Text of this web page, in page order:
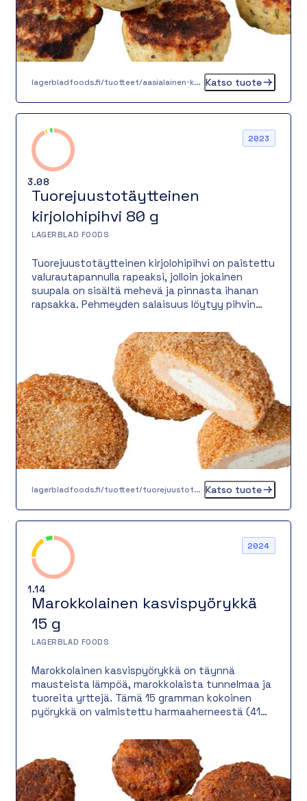
pulla pysyy täydellisesti koossa myös
kastikkeessa, mikä tekee siitä varman suosikin
niin wokkiin kuin pataruokiin.
lagerbladfoods.fi/tuotteet/aasialainen-kanapyorykka-30-g Katso tuote
3.08
2023
Tuorejuustotäytteinen
kirjolohipihvi 80 g
LAGERBLAD FOODS
Tuorejuustotäytteinen kirjolohipihvi on paistettu
valurautapannulla rapeaksi, jolloin jokainen
suupala on sisältä mehevä ja pinnasta ihanan
rapsakka. Pehmeyden salaisuus löytyy pihvin
tuorejuustotäyte kätkeytyy pihvin sisään ja
tuo makuelämykseen silkkistä täyteläisyyttä.
Tuotteessa on 55 % kirjolohta ja täytettä 15 % –
täydellinen tasapaino kalan ja kermaisen
tuorejuuston välillä.
lagerbladfoods.fi/tuotteet/tuorejuustotaytteinen-kirjolohipihvi-80-g Katso tuote
1.14
2024
Marokkolainen kasvispyörykkä
15 g
LAGERBLAD FOODS
Marokkolainen kasvispyörykkä on täynnä
mausteista lämpöä, marokkolaista tunnelmaa ja
tuoreita yrttejä. Tämä 15 gramman kokoinen
pyörykkä on valmistettu harmaaherneestä (41
sipulilla. Tarjoile pitaleivän välissä raikkaan
salaatin ja jogurttikastikkeen kera,
kasviskulhossa lämpimän riisin päällä tai osana
värikästä pyörykkäbaaria – vaihtoehtoja on
loputtomasti!